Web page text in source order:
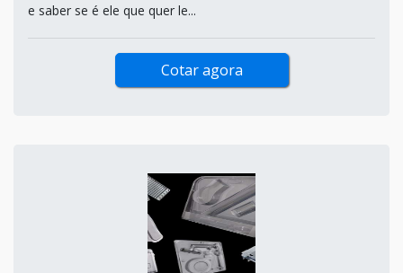
e saber se é ele que quer le...
Cotar agora